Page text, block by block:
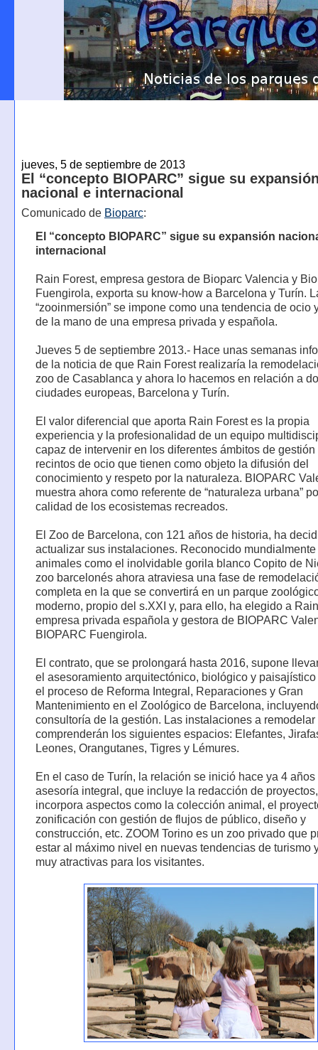
jueves, 5 de septiembre de 2013
El “concepto BIOPARC” sigue su
nacional e internacional
Comunicado de Bioparc:
El “concepto BIOPARC” sigue su expansión
internacional
Rain Forest, empresa gestora de Bioparc Valencia y
Fuengirola, exporta su know-how a Barcelona y Turín.
“zooinmersión” se impone como una tendencia de ocio
de la mano de una empresa privada y española.
Jueves 5 de septiembre 2013.- Hace unas semanas
de la noticia de que Rain Forest realizaría la
zoo de Casablanca y ahora lo hacemos en relación a
ciudades europeas, Barcelona y Turín.
El valor diferencial que aporta Rain Forest es la propia
experiencia y la profesionalidad de un equipo
capaz de intervenir en los diferentes ámbitos de gestión
recintos de ocio que tienen como objeto la difusión del
conocimiento y respeto por la naturaleza. BIOPARC
muestra ahora como referente de “naturaleza urbana”
calidad de los ecosistemas recreados.
El Zoo de Barcelona, con 121 años de historia, ha
actualizar sus instalaciones. Reconocido mundialmente
animales como el inolvidable gorila blanco Copito de
zoo barcelonés ahora atraviesa una fase de
completa en la que se convertirá en un parque
moderno, propio del s.XXI y, para ello, ha elegido a
empresa privada española y gestora de BIOPARC
BIOPARC Fuengirola.
El contrato, que se prolongará hasta 2016, supone
el asesoramiento arquitectónico, biológico y paisajístico
el proceso de Reforma Integral, Reparaciones y Gran
Mantenimiento en el Zoológico de Barcelona,
consultoría de la gestión. Las instalaciones a remodelar
comprenderán los siguientes espacios: Elefantes,
Leones, Orangutanes, Tigres y Lémures.
En el caso de Turín, la relación se inició hace ya 4 años
asesoría integral, que incluye la redacción de
incorpora aspectos como la colección animal, el
zonificación con gestión de flujos de público, diseño y
construcción, etc. ZOOM Torino es un zoo privado que
estar al máximo nivel en nuevas tendencias de turismo
muy atractivas para los visitantes.